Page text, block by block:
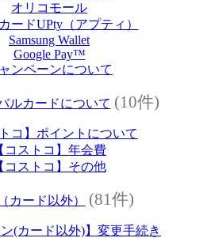
オリコモール
ードUPty（アプティ）
Samsung Wallet
Google Pay™
ンペーンについて
ルカードについて (10件)
トコ】ポイントについて
コストコ】年会費
コストコ】その他
カード以外） (81件)
ン(カード以外)】変更手続き